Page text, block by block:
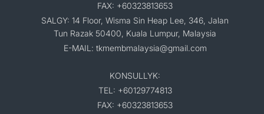
FAX: +60323813653
SALGY: 14 Floor, Wisma Sin Heap Lee, 346, Jalan
Tun Razak 50400, Kuala Lumpur, Malaysia
E-MAIL: tkmembmalaysia@gmail.com
KONSULLYK:
TEL: +60129774813
FAX: +60323813653